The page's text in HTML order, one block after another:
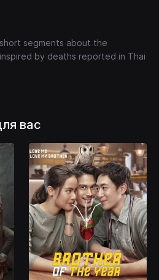
segments about the
by deaths reported in Thai
вас